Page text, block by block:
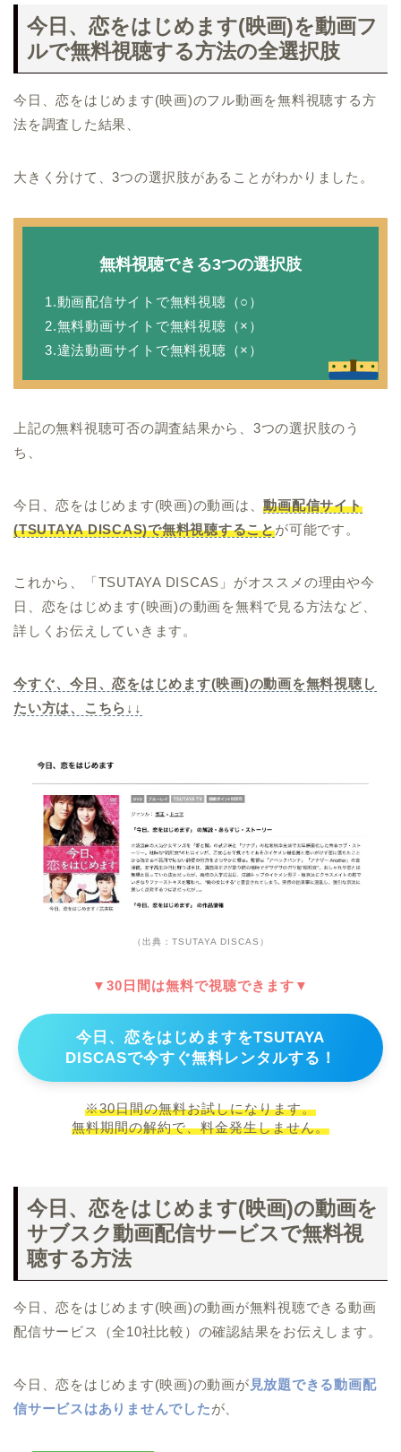
今日、恋をはじめます(映画)を動画フ
ルで無料視聴する方法の全選択肢
今日、恋をはじめます(映画)のフル動画を無料視聴する方
法を調査した結果、
大きく分けて、3つの選択肢があることがわかりました。
無料視聴できる3つの選択肢
1.動画配信サイトで無料視聴（○）
2.無料動画サイトで無料視聴（×）
3.違法動画サイトで無料視聴（×）
上記の無料視聴可否の調査結果から、3つの選択肢のう
ち、
今日、恋をはじめます(映画)の動画は、動画配信サイト
(TSUTAYA DISCAS)で無料視聴することが可能です。
これから、「TSUTAYA DISCAS」がオススメの理由や今
日、恋をはじめます(映画)の動画を無料で見る方法など、
詳しくお伝えしていきます。
今すぐ、今日、恋をはじめます(映画)の動画を無料視聴し
たい方は、こちら↓↓
（出典：TSUTAYA DISCAS）
▼30日間は無料で視聴できます▼
今日、恋をはじめますをTSUTAYA
DISCASで今すぐ無料レンタルする！
※30日間の無料お試しになります。
無料期間の解約で、料金発生しません。
今日、恋をはじめます(映画)の動画を
サブスク動画配信サービスで無料視
聴する方法
今日、恋をはじめます(映画)の動画が無料視聴できる動画
配信サービス（全10社比較）の確認結果をお伝えします。
今日、恋をはじめます(映画)の動画が 見放題できる動画配
信サービスはありませんでしたが、